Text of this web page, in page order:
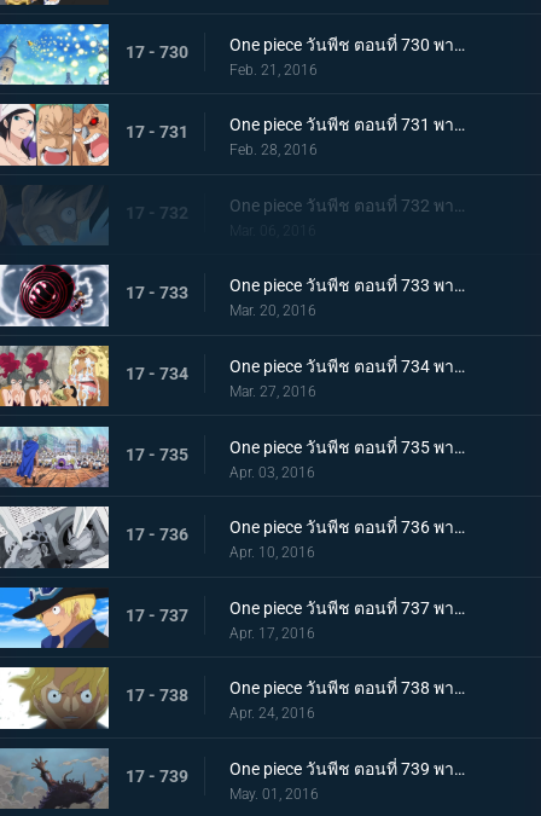
17 - 730 One piece วันพีช ตอนที่ 730 พากย์ไทย น้ำแห่งปาฏิหาริย์! การต่อสู้ของมันเชอร์รี่!
Feb. 21, 2016
17 - 731 One piece วันพีช ตอนที่ 731 พากย์ไทย ตราบที่ยังมีชีวิต! ต้องหยุดกรงนกมรณะให้ได้!
Feb. 28, 2016
17 - 732
Mar. 06, 2016
17 - 733 One piece วันพีช ตอนที่ 733 พากย์ไทย พิฆาตสวรรค์! คิงคองกันแห่งความโกรธของลูฟี่!
Mar. 20, 2016
17 - 734 One piece วันพีช ตอนที่ 734 พากย์ไทย สู่เสรีภาพ! เดรสโรซ่าปลื้มปิติ!
Mar. 27, 2016
17 - 735 One piece วันพีช ตอนที่ 735 พากย์ไทย ไม่เคยพบไม่เคยเจอ! การตัดสินใจที่น่าตกตะลึงของฟูจิโทระ!
Apr. 03, 2016
17 - 736 One piece วันพีช ตอนที่ 736 พากย์ไทย สะเทือนเลือนลั่น! ยุคสมัยที่เลวร้ายเริ่มขยับตัว!
Apr. 10, 2016
17 - 737 One piece วันพีช ตอนที่ 737 พากย์ไทย กำเนิดตำนาน! การผจญภัยของซาโบะ นักรบแห่งคณะปฏิวัติ!
Apr. 17, 2016
17 - 738 One piece วันพีช ตอนที่ 738 พากย์ไทย สายสัมพันธ์พี่น้อง! การพบกันอีกครั้งของลูฟี่กับซาโบะ!
Apr. 24, 2016
17 - 739 One piece วันพีช ตอนที่ 739 พากย์ไทย สิ่งมีชีวิตที่สุดแกร่ง! สี่จักรพรรดิ ไคโดร้อยอสูร!
May. 01, 2016